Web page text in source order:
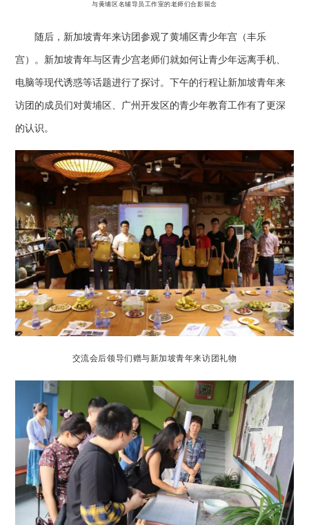
与黄埔区名辅导员工作室的老师们合影留念
随后，新加坡青年来访团参观了黄埔区青少年宫（丰乐
宫）。新加坡青年与区青少宫老师们就如何让青少年远离手机、
电脑等现代诱惑等话题进行了探讨。下午的行程让新加坡青年来
访团的成员们对黄埔区、广州开发区的青少年教育工作有了更深
的认识。
交流会后领导们赠与新加坡青年来访团礼物